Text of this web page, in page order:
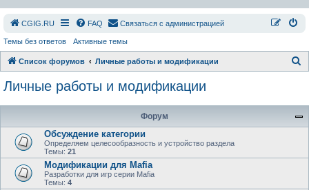
СGIG.RU FAQ Связаться с администрацией
Темы без ответов Активные темы
Список форумов Личные работы и модификации
к
Личные работы и модификации
Форум
Обсуждение категории
Определяем целесообразность и устройство раздела
Темы: 21
Модификации для Mafia
Разработки для игр серии Mafia
Темы: 4